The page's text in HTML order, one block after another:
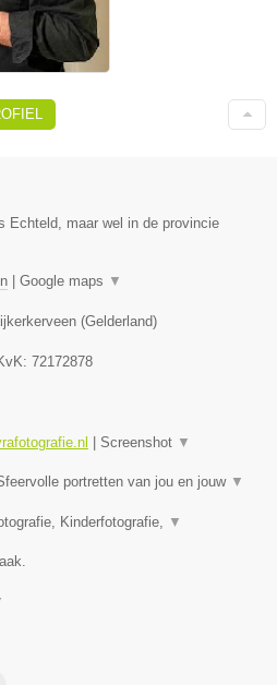
Echteld, maar wel in de provincie
Google maps ▼
(Gelderland)
72172878
Screenshot ▼
portretten van jou en jouw ▼
Kinderfotografie, ▼